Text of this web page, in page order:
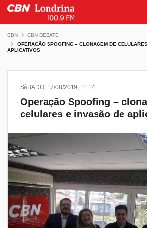
CBN
CBN DEBATE
OPERAÇÃO SPOOFING – CLONAGEM DE
APLICATIVOS
SáBADO, 17/08/2019, 11:14
Operação Spoofing –
celulares e invasão de